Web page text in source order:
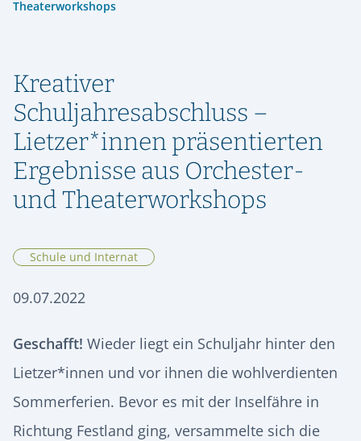
Vier junge Menschen erzählen, was von ihrer Zeit an der Hermann
Lietz-Schule geblieben ist.
RÜCKBLICK
FÖRDERVEREIN
HSHS-JOBS
SPEISEPLAN
LIETZ IM TV
KONTAKT & ANREISE
PRESSE
Theaterworkshops
Kreativer
Schuljahresabschluss –
Lietzer*innen präsentierten
Ergebnisse aus Orchester-
und Theaterworkshops
Schule und Internat
09.07.2022
Geschafft! Wieder liegt ein Schuljahr hinter den
Lietzer*innen und vor ihnen die wohlverdienten
Sommerferien. Bevor es mit der Inselfähre in
Richtung Festland ging, versammelte sich die